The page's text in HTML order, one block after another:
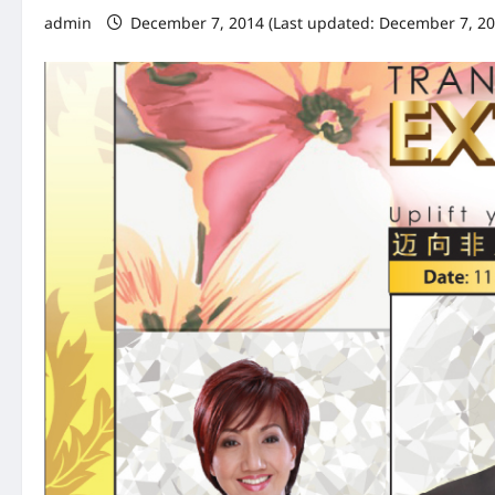
admin December 7, 2014 (Last updated: December 7,